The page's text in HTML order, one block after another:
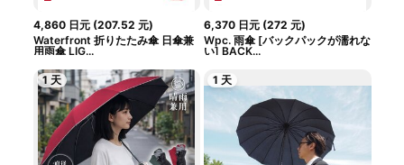
4,860 日元(207.52 元)
Waterfront 折りたたみ傘 日傘兼
用雨傘 LIG...
6,370 日元 (272 元)
Wpc. 雨傘 [バックパックが濡れな
い] BACK...
1 天 1 天